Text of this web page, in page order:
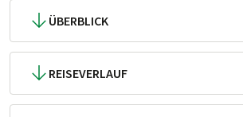
ÜBERBLICK
REISEVERLAUF